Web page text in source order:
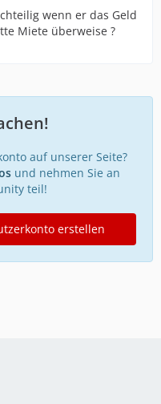
wenn er das Geld
Miete überweise ?
auf unserer Seite?
und nehmen Sie an
teil!
erstellen